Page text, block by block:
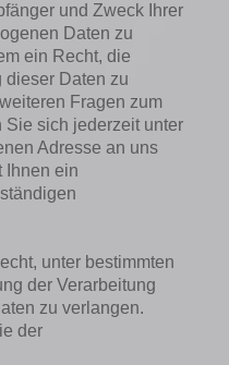
und Zweck Ihrer
Daten zu
ein Recht, die
dieser Daten zu
Fragen zum
sich jederzeit unter
Adresse an uns
Ihnen ein
unter bestimmten
der Verarbeitung
zu verlangen.
der